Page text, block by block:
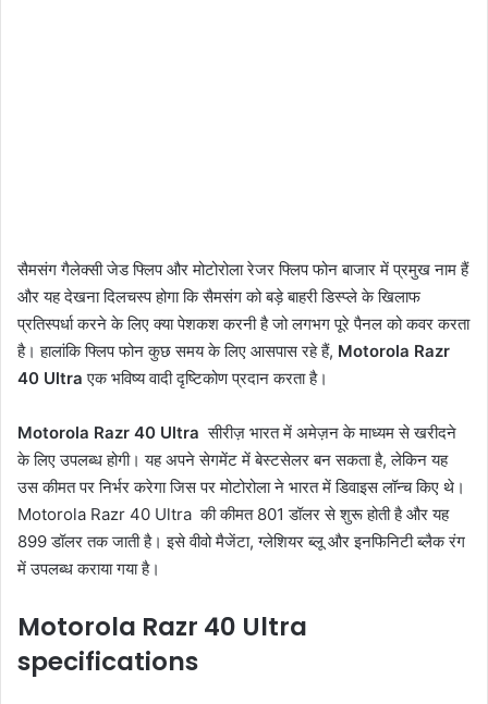
सैमसंग गैलेक्सी जेड फ्लिप और मोटोरोला रेजर फ्लिप फोन बाजार में प्रमुख नाम हैं
और यह देखना दिलचस्प होगा कि सैमसंग को बड़े बाहरी डिस्प्ले के खिलाफ
प्रतिस्पर्धा करने के लिए क्या पेशकश करनी है जो लगभग पूरे पैनल को कवर करता
है। हालांकि फ्लिप फोन कुछ समय के लिए आसपास रहे हैं, Motorola Razr
40 Ultra एक भविष्य वादी दृष्टिकोण प्रदान करता है।
Motorola Razr 40 Ultra सीरीज़ भारत में अमेज़न के माध्यम से खरीदने
के लिए उपलब्ध होगी। यह अपने सेगमेंट में बेस्टसेलर बन सकता है, लेकिन यह
उस कीमत पर निर्भर करेगा जिस पर मोटोरोला ने भारत में डिवाइस लॉन्च किए थे।
Motorola Razr 40 Ultra की कीमत 801 डॉलर से शुरू होती है और यह
899 डॉलर तक जाती है। इसे वीवो मैजेंटा, ग्लेशियर ब्लू और इनफिनिटी ब्लैक रंग
में उपलब्ध कराया गया है।
Motorola Razr 40 Ultra
specifications